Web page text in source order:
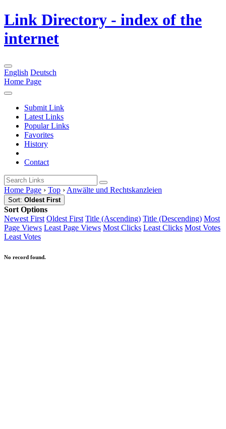
Link Directory - index of the
internet
English Deutsch
Home Page
Submit Link
Latest Links
Popular Links
Favorites
History
Contact
Home Page › Top › Anwälte und Rechtskanzleien
Sort: Oldest First
Sort Options
Newest First Oldest First Title (Ascending) Title (Descending) Most
Page Views Least Page Views Most Clicks Least Clicks Most Votes
Least Votes
No record found.